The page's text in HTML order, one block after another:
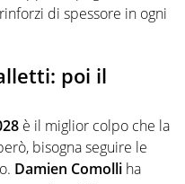
di spessore in ogni
poi il
è il miglior colpo che la
bisogna seguire le
Damien Comolli ha